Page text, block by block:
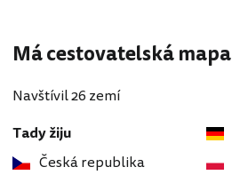
Má cestovatelská mapa
Navštívil 26 zemí
Tady žiju
Česká republika